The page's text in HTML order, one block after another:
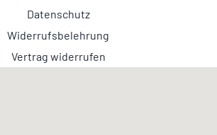
Datenschutz
Widerrufsbelehrung
Vertrag widerrufen